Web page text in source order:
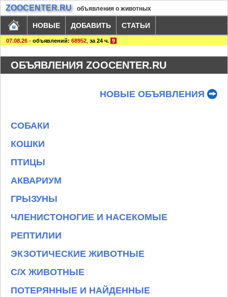
ZOOCENTER.RU объявления о животных
НОВЫЕ ДОБАВИТЬ СТАТЬИ
07.08.26 - объявлений: 68952 за 24 ч. 9
ОБЪЯВЛЕНИЯ ZOOCENTER.RU
НОВЫЕ ОБЪЯВЛЕНИЯ
СОБАКИ
КОШКИ
ПТИЦЫ
АКВАРИУМ
ГРЫЗУНЫ
ЧЛЕНИСТОНОГИЕ И НАСЕКОМЫЕ
РЕПТИЛИИ
ЭКЗОТИЧЕСКИЕ ЖИВОТНЫЕ
С/Х ЖИВОТНЫЕ
ПОТЕРЯННЫЕ И НАЙДЕННЫЕ